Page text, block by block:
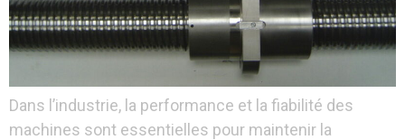
Dans l’industrie, la performance et la fiabilité des
machines sont essentielles pour maintenir la